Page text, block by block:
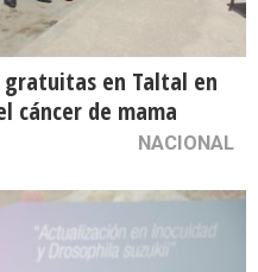
en Taltal en
cáncer de mama
NACIONAL